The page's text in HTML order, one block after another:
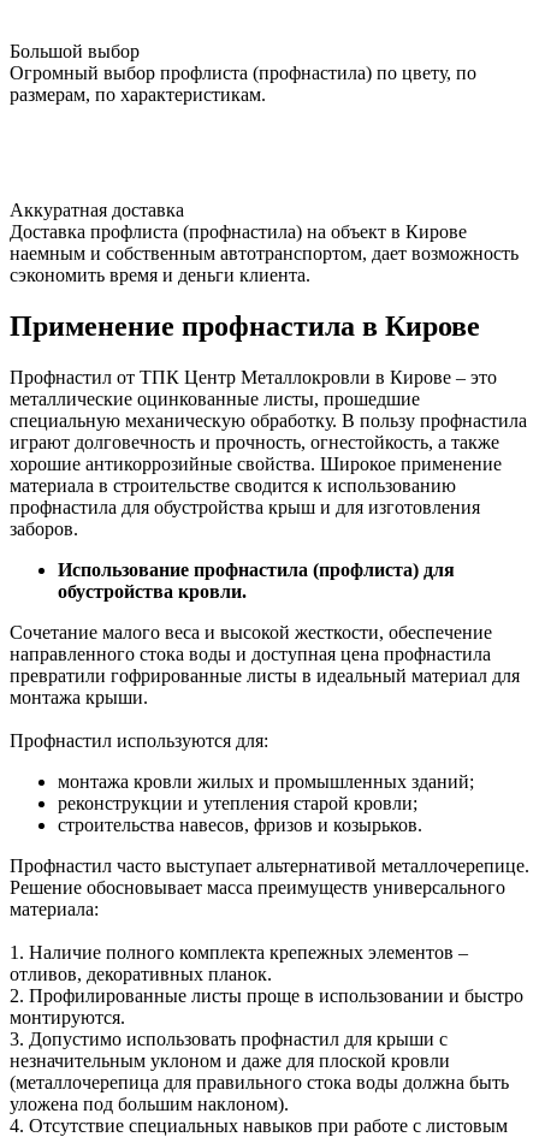
Большой выбор
Огромный выбор профлиста (профнастила) по цвету, по
размерам, по характеристикам.
Аккуратная доставка
Доставка профлиста (профнастила) на объект в Кирове
наемным и собственным автотранспортом, дает возможность
сэкономить время и деньги клиента.
Применение профнастила в Кирове
Профнастил от ТПК Центр Металлокровли в Кирове – это
металлические оцинкованные листы, прошедшие
специальную механическую обработку. В пользу профнастила
играют долговечность и прочность, огнестойкость, а также
хорошие антикоррозийные свойства. Широкое применение
материала в строительстве сводится к использованию
профнастила для обустройства крыш и для изготовления
заборов.
Использование профнастила (профлиста) для
обустройства кровли.
Сочетание малого веса и высокой жесткости, обеспечение
направленного стока воды и доступная цена профнастила
превратили гофрированные листы в идеальный материал для
монтажа крыши.
Профнастил используются для:
монтажа кровли жилых и промышленных зданий;
реконструкции и утепления старой кровли;
строительства навесов, фризов и козырьков.
Профнастил часто выступает альтернативой металлочерепице.
Решение обосновывает масса преимуществ универсального
материала:
1. Наличие полного комплекта крепежных элементов –
отливов, декоративных планок.
2. Профилированные листы проще в использовании и быстро
монтируются.
3. Допустимо использовать профнастил для крыши с
незначительным уклоном и даже для плоской кровли
(металлочерепица для правильного стока воды должна быть
уложена под большим наклоном).
4. Отсутствие специальных навыков при работе с листовым